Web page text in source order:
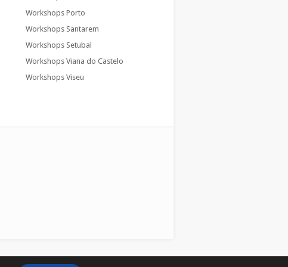
Workshops Porto
Workshops Santarem
Workshops Setubal
Workshops Viana do Castelo
Workshops Viseu